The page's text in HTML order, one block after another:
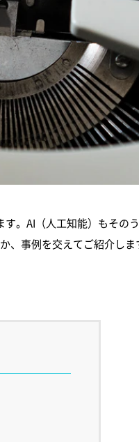
。AI（人工知能）もその
事例を交えてご紹介しま